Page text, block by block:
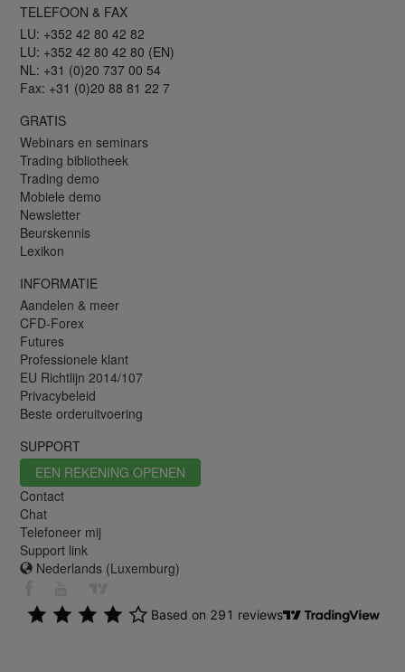
TELEFOON & FAX
LU: +352 42 80 42 82
LU: +352 42 80 42 80 (EN)
NL: +31 (0)20 737 00 54
Fax: +31 (0)20 88 81 22 7
GRATIS
Webinars en seminars
Trading bibliotheek
Trading demo
Mobiele demo
Newsletter
Beurskennis
Lexikon
INFORMATIE
Aandelen & meer
CFD-Forex
Futures
Professionele klant
EU Richtlijn 2014/107
Privacybeleid
Beste orderuitvoering
SUPPORT
EEN REKENING OPENEN
Contact
Chat
Telefoneer mij
Support link
Nederlands (Luxemburg)